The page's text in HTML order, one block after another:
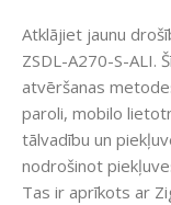
Atklājiet jaunu
ZSDL-A270-S-ALI.
atvēršanas
paroli, mobilo
tālvadību un
nodrošinot
Tas ir aprīkots ar